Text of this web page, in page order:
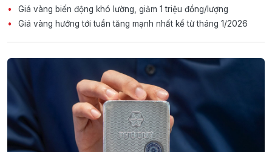
Giá vàng biến động khó lường, giảm 1 triệu đồng/lượng
Giá vàng hướng tới tuần tăng mạnh nhất kể từ tháng 1/2026